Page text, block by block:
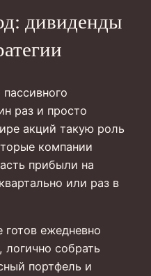
дивиденды
раз и просто
акций такую роль
компании
прибыли на
или раз в
ежедневно
логично собрать
портфель и